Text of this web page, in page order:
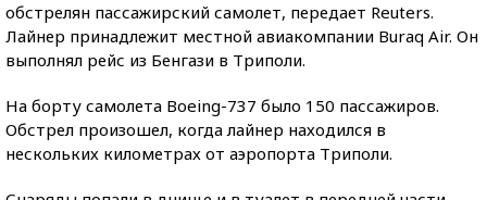
обстрелян пассажирский самолет, передает Reuters.
Лайнер принадлежит местной авиакомпании Buraq Air. Он
выполнял рейс из Бенгази в Триполи.
На борту самолета Boeing-737 было 150 пассажиров.
Обстрел произошел, когда лайнер находился в
нескольких километрах от аэропорта Триполи.